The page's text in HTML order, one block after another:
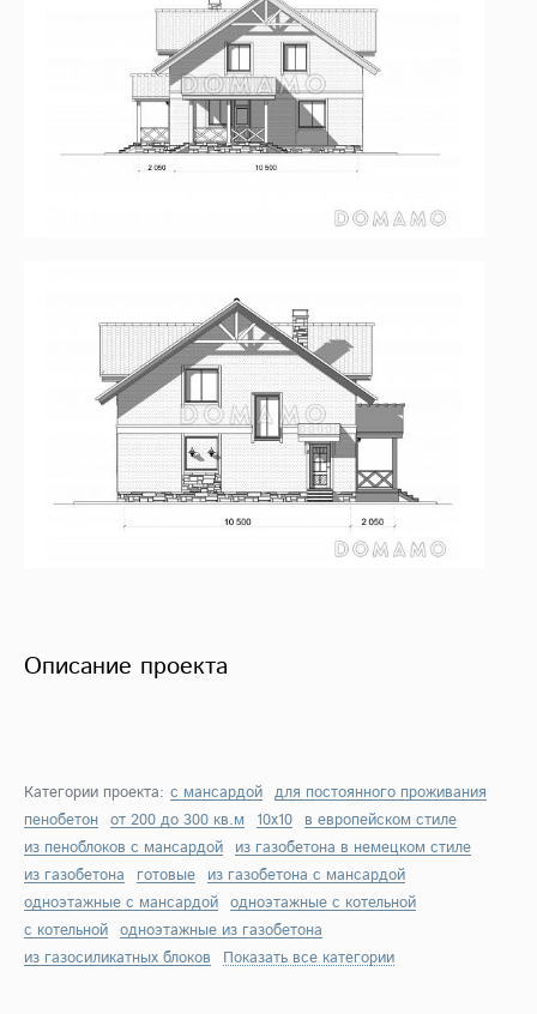
Описание проекта
Категории проекта: с мансардой для постоянного проживания
пенобетон от 200 до 300 кв.м 10х10 в европейском стиле
из пеноблоков с мансардой из газобетона в немецком стиле
из газобетона
готовые из газобетона с мансардой
одноэтажные с мансардой одноэтажные с котельной
с котельной одноэтажные из газобетона
из газосиликатных блоков
Показать все категории